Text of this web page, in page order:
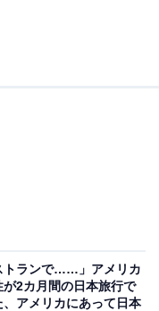
トランで……」アメリカ
が2カ月間の日本旅行で
、アメリカにあって日本